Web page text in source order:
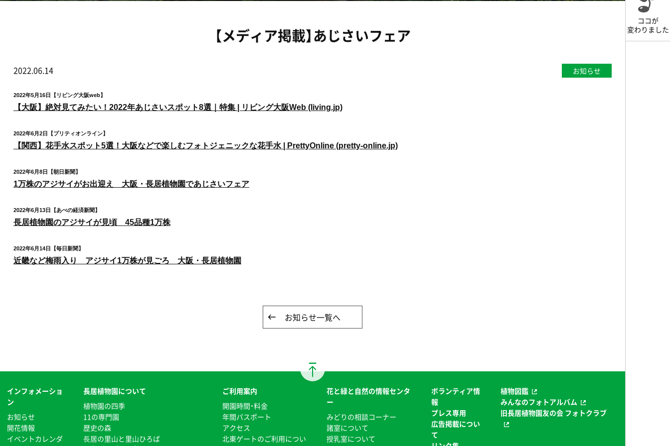
ココが
変わりました
【メディア掲載】あじさいフェア
2022.06.14 お知らせ
2022年5月16日【リビング大阪web】
【大阪】絶対見てみたい！2022年あじさいスポット8選｜特集 | リビング大阪Web (living.jp)
2022年6月2日【プリティオンライン】
【関西】花手水スポット5選！大阪などで楽しむフォトジェニックな花手水 | PrettyOnline (pretty-online.jp)
2022年6月8日【朝日新聞】
1万株のアジサイがお出迎え 大阪・長居植物園であじさいフェア
2022年6月13日【あべの経済新聞】
長居植物園のアジサイが見頃 45品種1万株
2022年6月14日【毎日新聞】
近畿など梅雨入り アジサイ1万株が見ごろ 大阪・長居植物園
お知らせ一覧へ
インフォメーショ
ン
お知らせ
開花情報
イベントカレンダ
長居植物園について
植物園の四季
11の専門園
歴史の森
⻑居の里山と里山ひろば
ご利用案内
開園時間・料金
年間パスポート
アクセス
北東ゲートのご利用につい
花と緑と自然の情報センタ
ー
みどりの相談コーナー
諸室について
授乳室について
ボランティア情
報
プレス専用
広告掲載につい
て
植物図鑑
みんなのフォトアルバム
旧長居植物園友の会 フォトクラブ